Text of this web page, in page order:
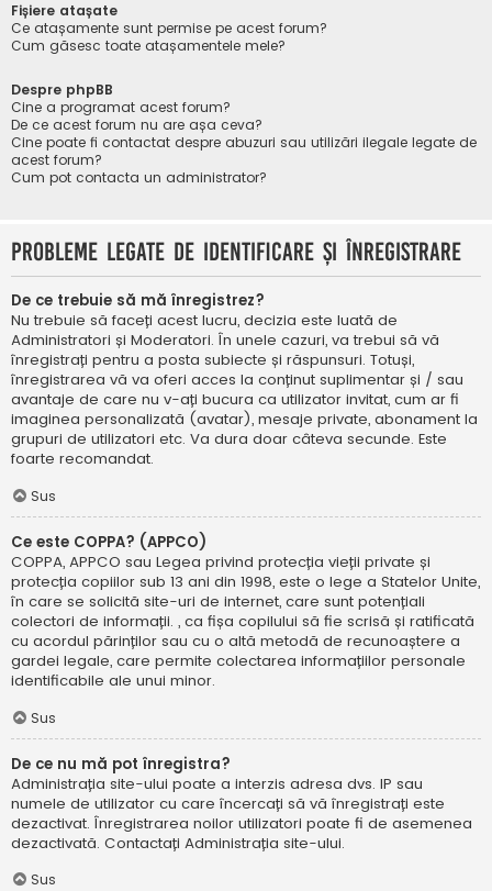
Fișiere atașate
Ce atașamente sunt permise pe acest forum?
Cum găsesc toate atașamentele mele?
Despre phpBB
Cine a programat acest forum?
De ce acest forum nu are așa ceva?
Cine poate fi contactat despre abuzuri sau utilizări ilegale legate de
acest forum?
Cum pot contacta un administrator?
Probleme legate de identificare și înregistrare
De ce trebuie să mă înregistrez?
Nu trebuie să faceți acest lucru, decizia este luată de
Administratori și Moderatori. În unele cazuri, va trebui să vă
înregistrați pentru a posta subiecte și răspunsuri. Totuși,
înregistrarea vă va oferi acces la conținut suplimentar și / sau
avantaje de care nu v-ați bucura ca utilizator invitat, cum ar fi
imaginea personalizată (avatar), mesaje private, abonament la
grupuri de utilizatori etc. Va dura doar câteva secunde. Este
foarte recomandat.
Sus
Ce este COPPA? (APPCO)
COPPA, APPCO sau Legea privind protecția vieții private și
protecția copiilor sub 13 ani din 1998, este o lege a Statelor Unite,
în care se solicită site-uri de internet, care sunt potențiali
colectori de informații. , ca fișa copilului să fie scrisă și ratificată
cu acordul părinților sau cu o altă metodă de recunoaștere a
gardei legale, care permite colectarea informațiilor personale
identificabile ale unui minor.
Sus
De ce nu mă pot înregistra?
Administrația site-ului poate a interzis adresa dvs. IP sau
numele de utilizator cu care încercați să vă înregistrați este
dezactivat. Înregistrarea noilor utilizatori poate fi de asemenea
dezactivată. Contactați Administrația site-ului.
Sus